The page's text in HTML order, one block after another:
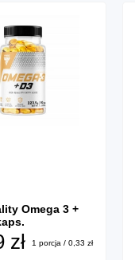
Omega 3 +
zł 1 porcja / 0,33 zł